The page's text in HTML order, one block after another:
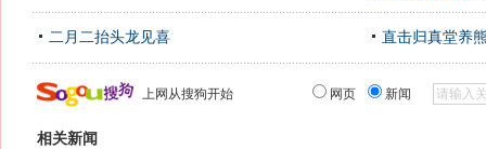
二月二抬头龙见喜 直击归真堂养
上网从搜狗开始 网页 新闻
相关新闻